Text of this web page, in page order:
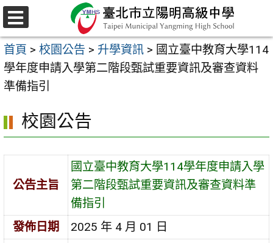
跳
至
主
要
內
區
選
單
首頁 > 校園公告 > 升學資訊 > 國立臺中教育大學114
學年度申請入學第二階段甄試重要資訊及審查資料
準備指引
校園公告
公告主旨
國立臺中教育大學114學年度申請入學
第二階段甄試重要資訊及審查資料準
備指引
發佈日期
2025 年 4 月 01 日